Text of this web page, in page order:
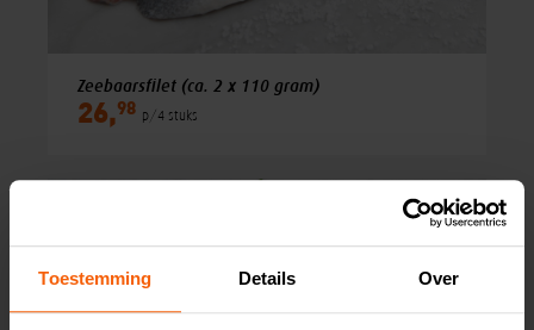
Toestemming Details Over
Zeebaarsfilet (ca. 2 x 110 gram)
26,98 p/4 stuks